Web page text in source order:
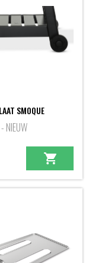
SMOQUE
NIEUW